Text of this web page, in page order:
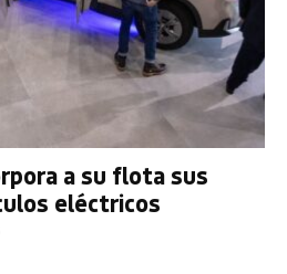
a su flota sus
eléctricos